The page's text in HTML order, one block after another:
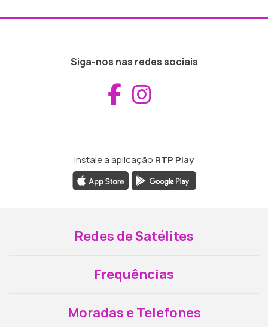
Siga-nos nas redes sociais
Aceder ao
Instale a aplicação RTP Play
Redes de Satélites
Frequências
Moradas e Telefones